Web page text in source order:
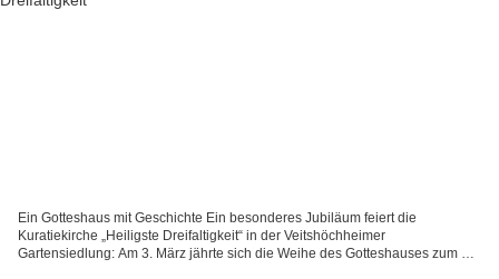
Ein Gotteshaus mit Geschichte Ein besonderes Jubiläum feiert die
Kuratiekirche „Heiligste Dreifaltigkeit“ in der Veitshöchheimer
Gartensiedlung: Am 3. März jährte sich die Weihe des Gotteshauses zum 60.